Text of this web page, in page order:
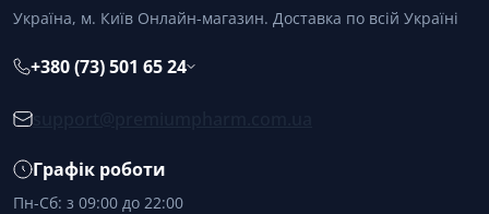
Україна, м. Київ Онлайн-магазин. Доставка по всій Україні
+380 (73) 501 65 24
Графік роботи
Пн-Сб: з 09:00 до 22:00